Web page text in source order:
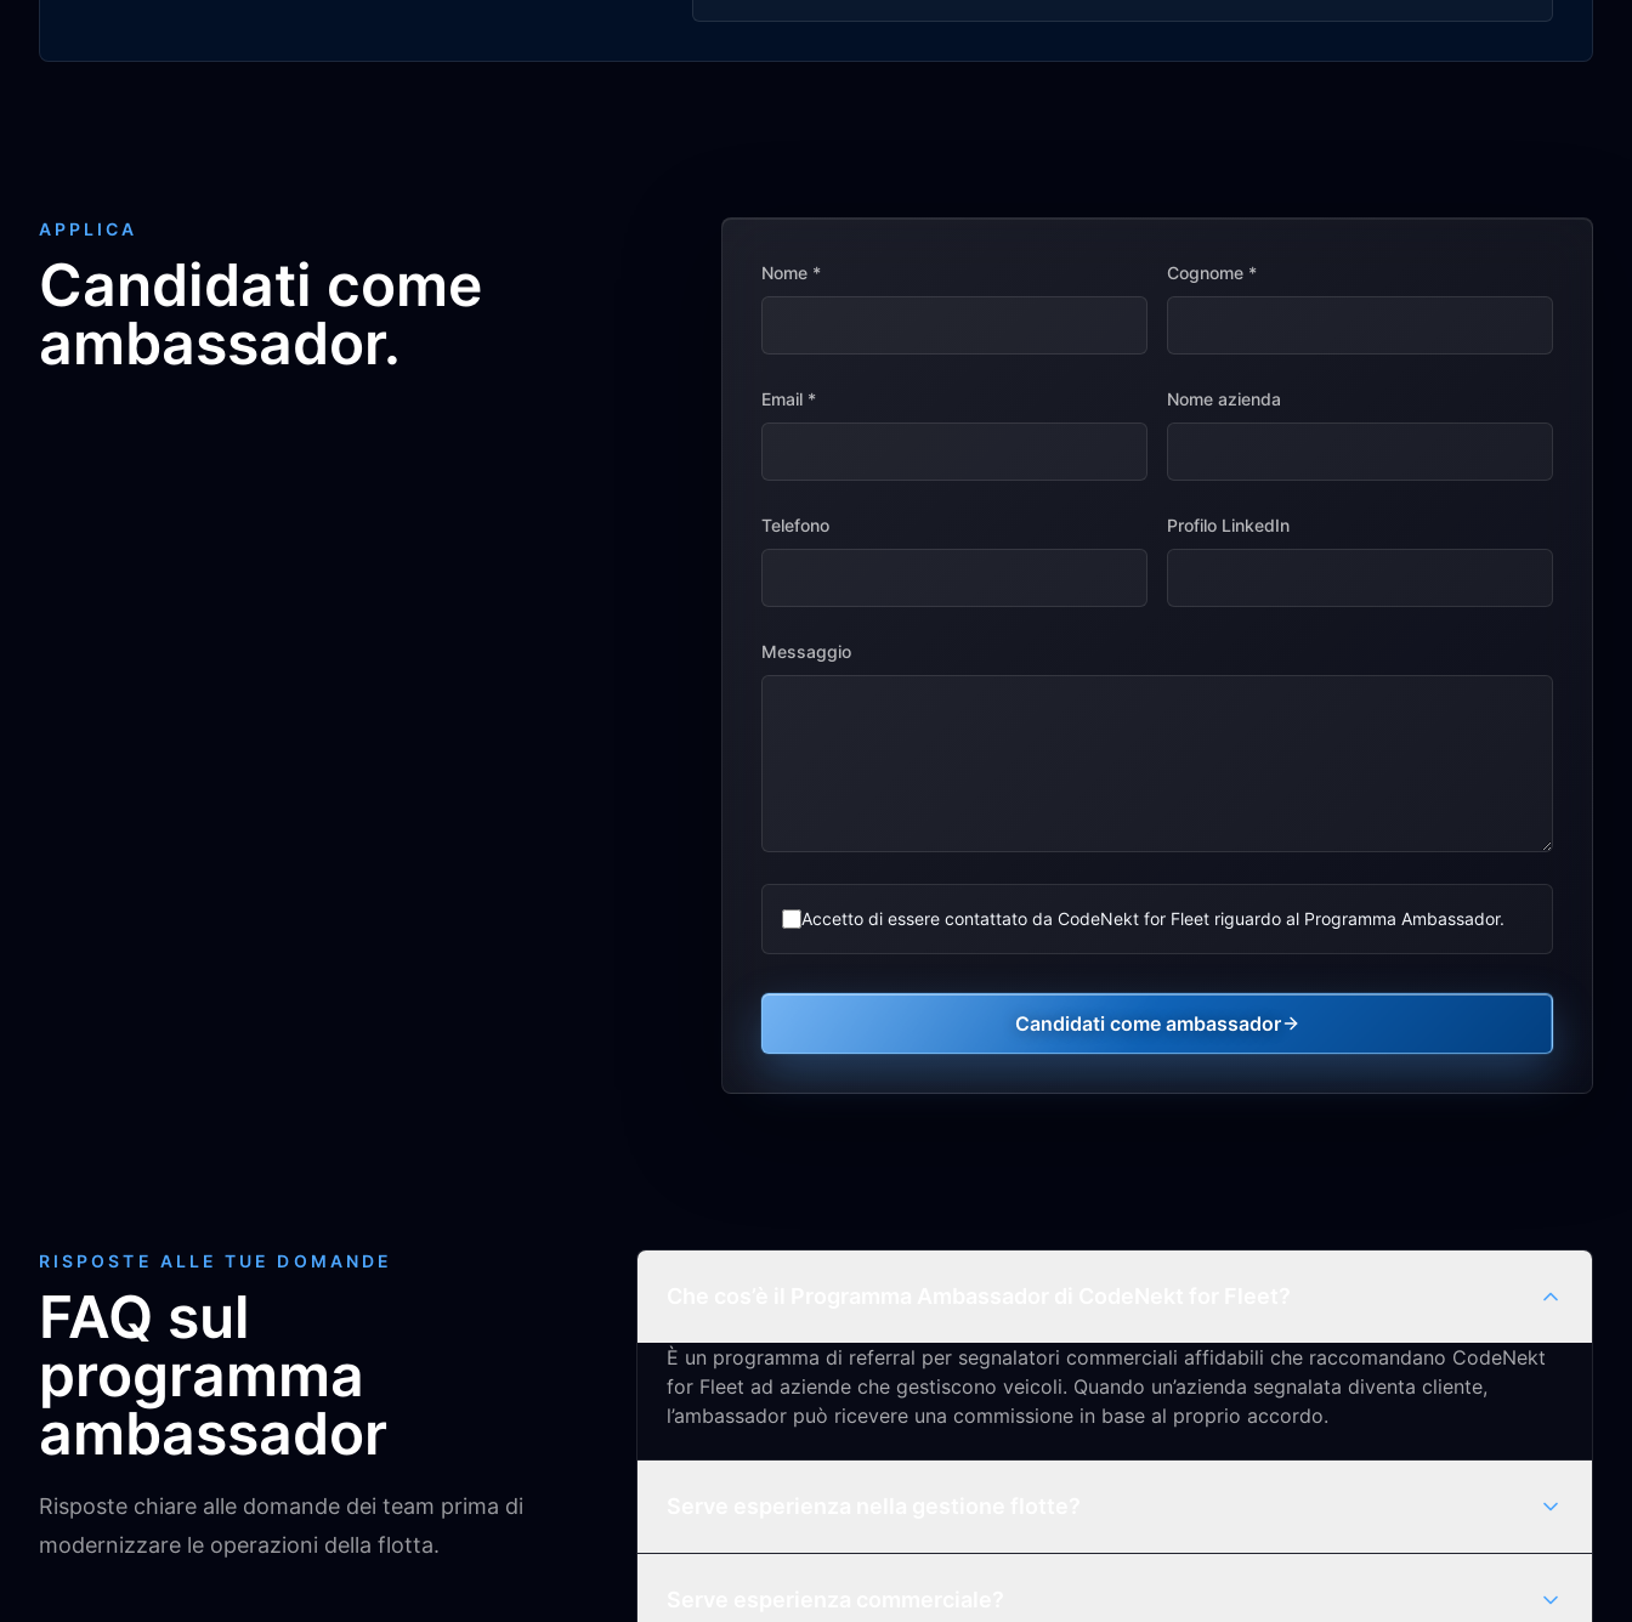
APPLICA
Candidati come
ambassador.
Nome * Cognome *
Email * Nome azienda
Telefono Profilo LinkedIn
Messaggio
Accetto di essere contattato da CodeNekt for Fleet riguardo al Programma Ambassador.
Candidati come ambassador
RISPOSTE ALLE TUE DOMANDE
FAQ sul
programma
ambassador
Risposte chiare alle domande dei team prima di
modernizzare le operazioni della flotta.
È un programma di referral per segnalatori commerciali affidabili che raccomandano CodeNekt
for Fleet ad aziende che gestiscono veicoli. Quando un’azienda segnalata diventa cliente,
l’ambassador può ricevere una commissione in base al proprio accordo.